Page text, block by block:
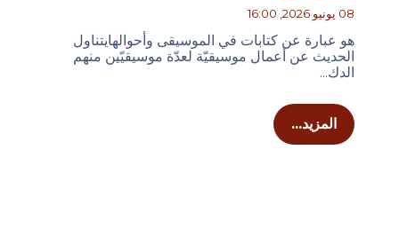
08 يونيو 2026, 16:00
هو عبارة عن كتابات في الموسيقى وأحوالهايتناول
الحديث عن أعمال موسيقيّة لعدّة موسيقيّين منهم
الدك...
المزيد...